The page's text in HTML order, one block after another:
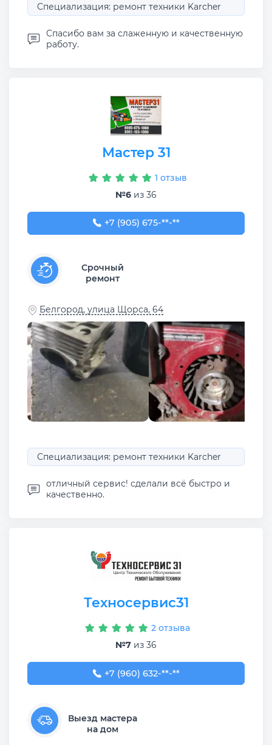
Специализация: ремонт техники Karcher
Спасибо вам за слаженную и качественную
работу.
Мастер 31
1 отзыв
№6 из 36
+7 (905) 675-10-00
+7 (905) 675-**-**
Срочный
ремонт
Белгород, улица Щорса, 64
Специализация: ремонт техники Karcher
отличный сервис! сделали всё быстро и
качественно.
Техносервис31
2 отзыва
№7 из 36
+7 (960) 632-51-21
+7 (960) 632-**-**
Выезд мастера
на дом